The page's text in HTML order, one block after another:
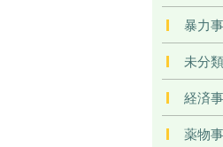
暴力
未分類
経済
薬物